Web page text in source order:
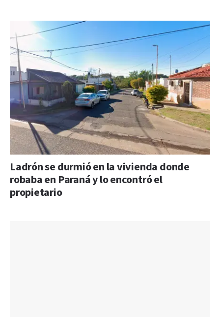
Ladrón se durmió en la vivienda donde
robaba en Paraná y lo encontró el
propietario